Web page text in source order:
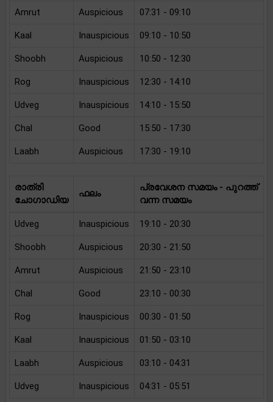
Amrut Auspicious 07:31 - 09:10
Kaal Inauspicious 09:10 - 10:50
Shoobh Auspicious 10:50 - 12:30
Rog Inauspicious 12:30 - 14:10
Udveg Inauspicious 14:10 - 15:50
Chal Good 15:50 - 17:30
Laabh Auspicious 17:30 - 19:10
രാത്രി
ചോഗാഡിയ
ഫലം
പ്രവേശന സമയം - പുറത്ത്
വന്ന സമയം
Udveg Inauspicious 19:10 - 20:30
Shoobh Auspicious 20:30 - 21:50
Amrut Auspicious 21:50 - 23:10
Chal Good 23:10 - 00:30
Rog Inauspicious 00:30 - 01:50
Kaal Inauspicious 01:50 - 03:10
Laabh Auspicious 03:10 - 04:31
Udveg Inauspicious 04:31 - 05:51